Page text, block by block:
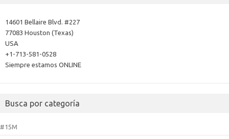
14601 Bellaire Blvd. #227
77083 Houston (Texas)
USA
+1-713-581-0528
Siempre estamos ONLINE
Busca por categoría
#15M